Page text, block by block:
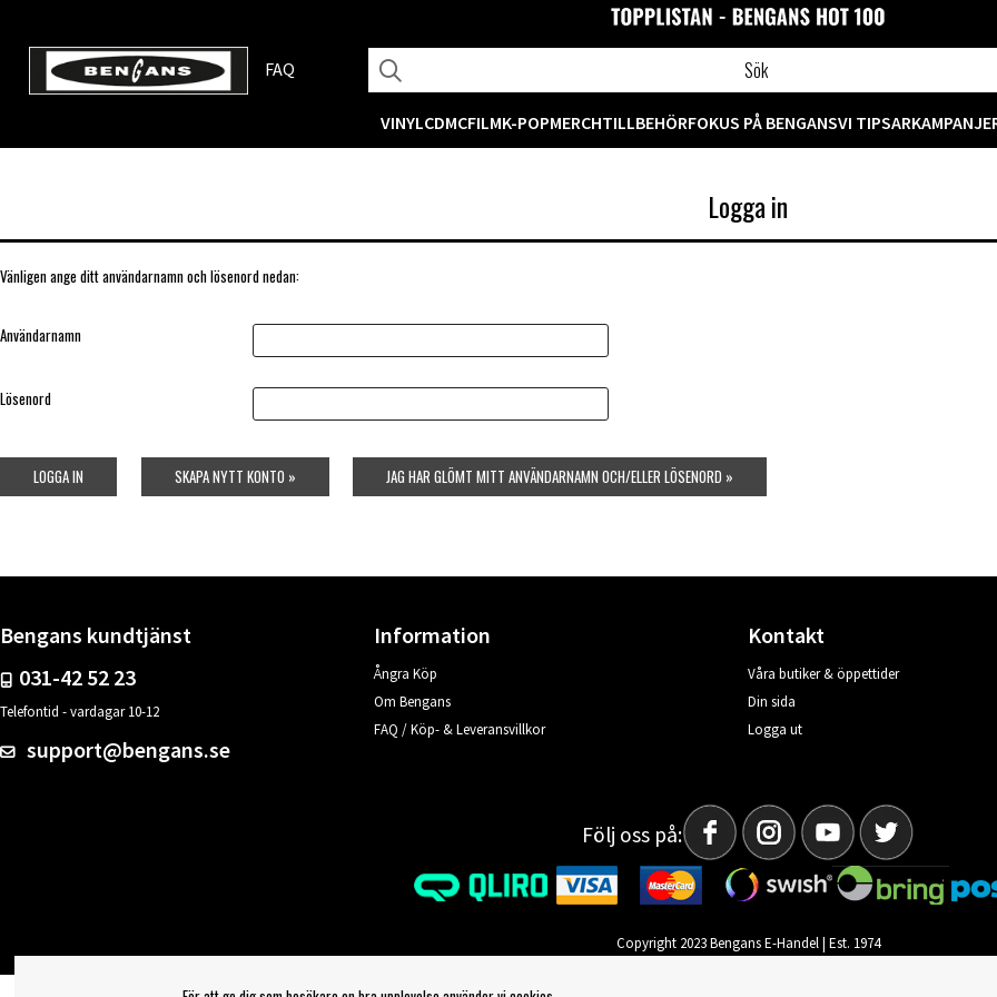
FAQ
VINYLCDMCFILMK-POPMERCHTILLBEHÖRFOKUS PÅ BENGANSVI TIPSAR
Logga in
Vänligen ange ditt användarnamn och lösenord nedan:
Användarnamn
Lösenord
LOGGA IN SKAPA NYTT KONTO » JAG HAR GLÖMT MITT ANVÄNDARNAMN OCH/ELLER LÖSENORD »
Bengans kundtjänst
031-42 52 23
Telefontid - vardagar 10-12
support@bengans.se
Information
Ångra Köp
Om Bengans
FAQ / Köp- & Leveransvillkor
Kontakt
Våra butiker & öppettider
Din sida
Logga ut
Följ oss på:
Copyright 2023 Bengans E-Handel | Est. 1974